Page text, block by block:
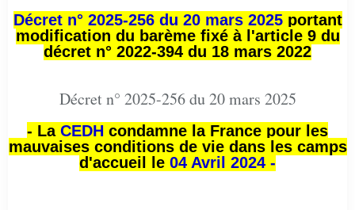
Décret n° 2025-256 du 20 mars 2025portant
modification du barème fixé à l'article 9 du
décret n° 2022-394 du 18 mars 2022
Décret n° 2025-256 du 20 mars 2025
- La CEDH condamne la France pour les
mauvaises conditions de vie dans les camps
d'accueil le 04 Avril 2024 -